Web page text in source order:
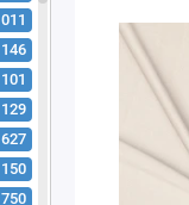
146
101
129
750